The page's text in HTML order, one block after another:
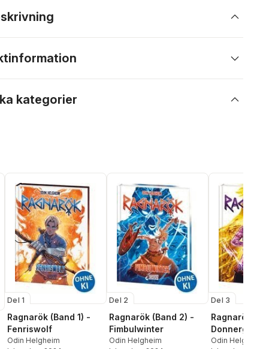
kategorier
Del 1
Ragnarök (Band 1) -
Fenriswolf
Odin Helgheim
Del 2
Ragnarök (Band 2) -
Fimbulwinter
Odin Helgheim
Del 3
Ragnarök
Donnergott
Odin Helgheim